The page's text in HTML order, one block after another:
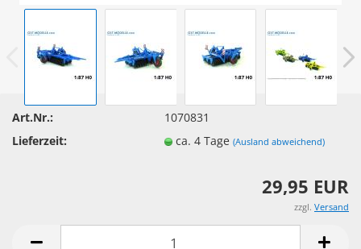
Art.Nr.:
1070831
Lieferzeit:
ca. 4 Tage(Ausland abweichend)
29,95 EUR
zzgl. Versand